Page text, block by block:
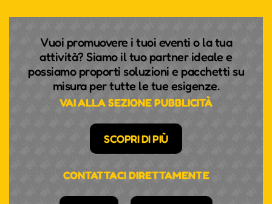
Vuoi promuovere i tuoi eventi o la tua
attività? Siamo il tuo partner ideale e
possiamo proporti soluzioni e pacchetti su
misura per tutte le tue esigenze.
VAI ALLA SEZIONE PUBBLICITÀ
SCOPRI DI PIÙ
CONTATTACI DIRETTAMENTE